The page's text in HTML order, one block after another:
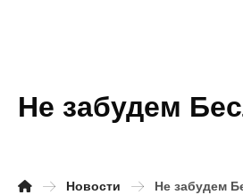
Не забудем
Новости Не забудем